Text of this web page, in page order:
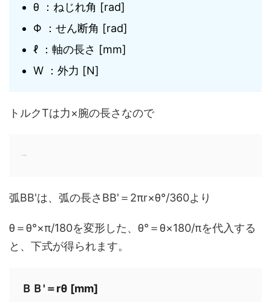
θ ：ねじれ角 [rad]
Φ ：せん断角 [rad]
ℓ ：軸の長さ [mm]
W ：外力 [N]
トルクTは力×腕の長さなので
弧BB'は、弧の長さBB'＝2πr×θ°/360より
θ＝θ°×π/180を変形した、θ°＝θ×180/πを代入する
と、下式が得られます。
ＢＢ'＝rθ [mm]